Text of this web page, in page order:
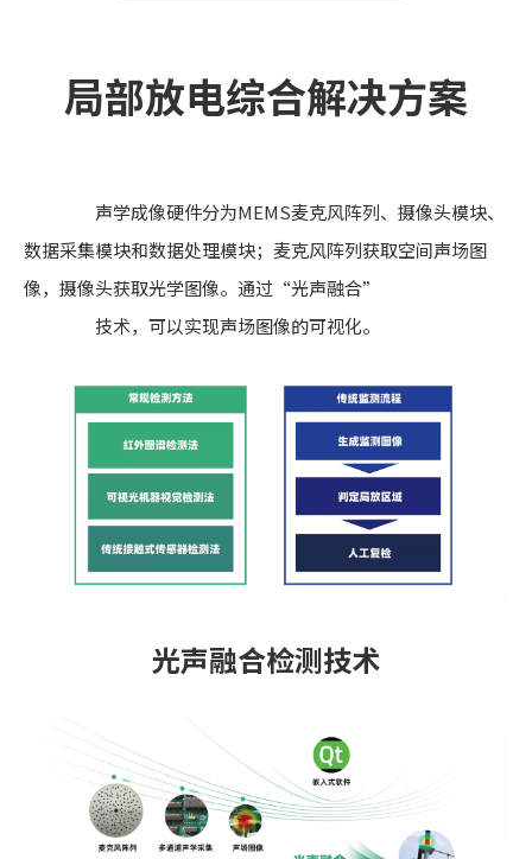
局部放电综合解决方案
声学成像硬件分为MEMS麦克风阵列、摄像头模块、
数据采集模块和数据处理模块；麦克风阵列获取空间声场图
像，摄像头获取光学图像。通过“光声融合”
技术，可以实现声场图像的可视化。
光声融合检测技术